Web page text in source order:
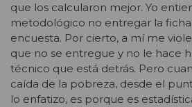
que los calcularon mejor. Yo
metodológico no entregar la
encuesta. Por cierto, a mí me
que no se entregue y no le hace
técnico que está detrás. Pero
caída de la pobreza, desde el
lo enfatizo, es porque es